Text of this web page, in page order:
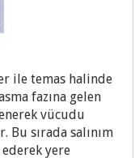
ile temas halinde
fazına gelen
vücudu
sırada salınım
yere